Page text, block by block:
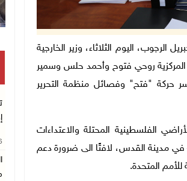
جبريل الرجوب، اليوم الثلاثاء، وزير الخارجية
المركزية روحي فتوح وأحمد حلس وسمير
حركة "فتح" وفصائل منظمة التحرير
الفلسطينية المحتلة والاعتداءات
في مدينة القدس، لافتًا الى ضرورة دعم
المتحدة.
وقفة بغزة للمطالبة بتمكين